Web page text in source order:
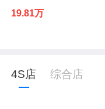
19.81万
4S店 综合店